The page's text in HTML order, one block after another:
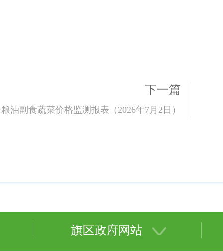
下一篇
粮油副食蔬菜价格监测报表（2026年7月2日）
旗区政府网站